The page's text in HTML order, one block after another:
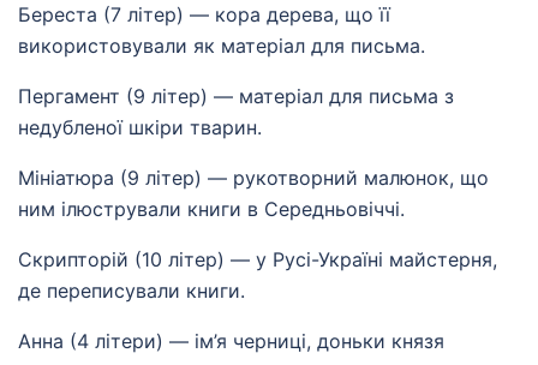
Береста (7 літер) — кора дерева, що її
використовували як матеріал для письма.
Пергамент (9 літер) — матеріал для письма з
недубленої шкіри тварин.
Мініатюра (9 літер) — рукотворний малюнок, що
ним ілюстрували книги в Середньовіччі.
Скрипторій (10 літер) — у Русі-Україні майстерня,
де переписували книги.
Анна (4 літери) — ім’я черниці, доньки князя